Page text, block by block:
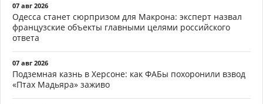
07 авг 2026
Одесса станет сюрпризом для Макрона: эксперт назвал
французские объекты главными целями российского
ответа
07 авг 2026
Подземная казнь в Херсоне: как ФАБы похоронили взвод
«Птах Мадьяра» заживо